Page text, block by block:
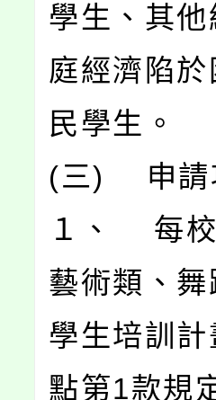
學生、其
庭經濟陷
民學生。
(三) 申請
１、 每校
藝術類、
學生培訓
點第1款規